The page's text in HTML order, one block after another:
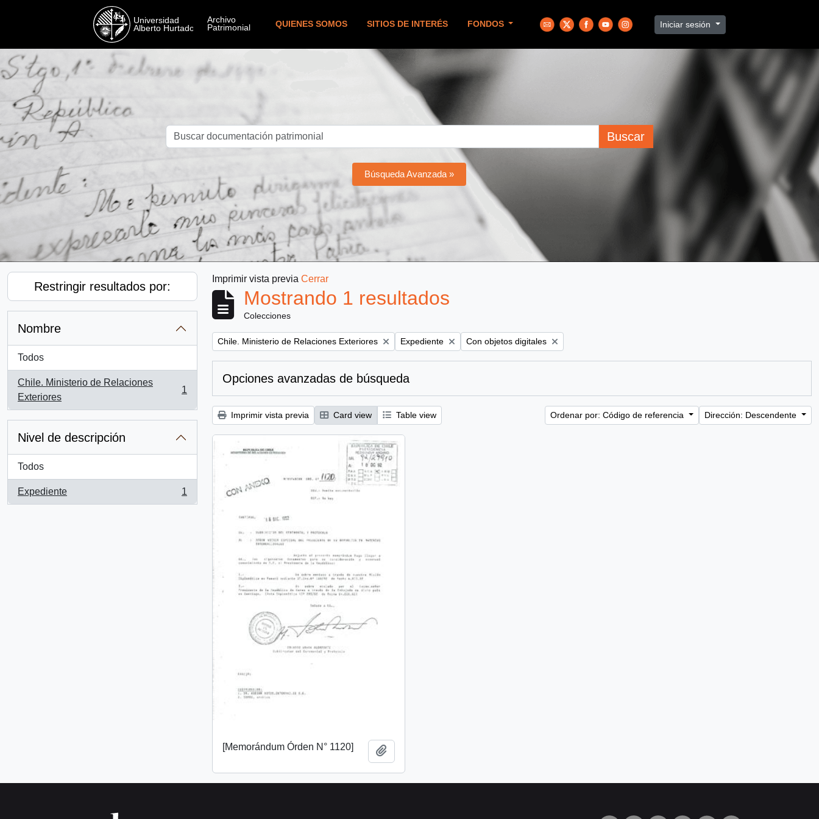
QUIENES SOMOS SITIOS DE INTERÉS FONDOS Iniciar sesión
Buscar
Búsqueda Avanzada »
Restringir resultados por:
Nombre
Todos
Chile. Ministerio de Relaciones
Exteriores
, 1 resultados
1
Nivel de descripción
Todos
Expediente
, 1 resultados
1
Imprimir vista previa Cerrar
Mostrando 1 resultados
Colecciones
Remove filter:
Chile. Ministerio de Relaciones Exteriores Remove filter:
Expediente Remove filter:
Con objetos digitales
Opciones avanzadas de búsqueda
Imprimir vista previa Card view Table view Ordenar por: Código de referencia Dirección: Descendente
[Memorándum Órden N° 1120]